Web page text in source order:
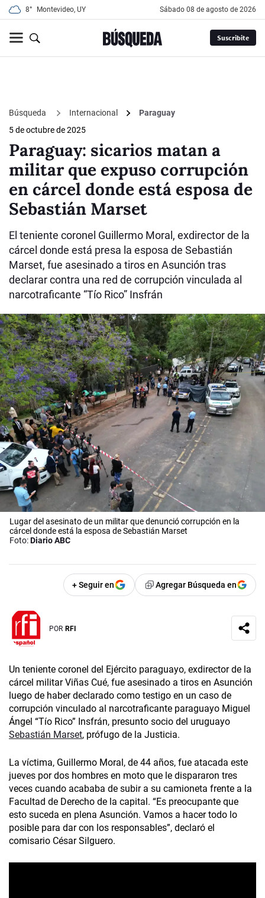
8° Montevideo, UY sábado 08 de agosto de 2026
Suscribite
Búsqueda Internacional
Paraguay
5 de octubre de 2025
Paraguay: sicarios matan a
militar que expuso corrupción
en cárcel donde está esposa de
Sebastián Marset
El teniente coronel Guillermo Moral, exdirector de la
cárcel donde está presa la esposa de Sebastián
Marset, fue asesinado a tiros en Asunción tras
declarar contra una red de corrupción vinculada al
narcotraficante “Tío Rico” Insfrán
Lugar del asesinato de un militar que denunció corrupción en la
cárcel donde está la esposa de Sebastián Marset
Foto:Diario ABC
+ Seguir en Agregar Búsqueda en
POR RFI
Un teniente coronel del Ejército paraguayo, exdirector de la
cárcel militar Viñas Cué, fue asesinado a tiros en Asunción
luego de haber declarado como testigo en un caso de
corrupción vinculado al narcotraficante paraguayo Miguel
Ángel “Tío Rico” Insfrán, presunto socio del uruguayo
Sebastián Marset, prófugo de la Justicia.
La víctima, Guillermo Moral, de 44 años, fue atacada este
jueves por dos hombres en moto que le dispararon tres
veces cuando acababa de subir a su camioneta frente a la
Facultad de Derecho de la capital. “Es preocupante que
esto suceda en plena Asunción. Vamos a hacer todo lo
posible para dar con los responsables”, declaró el
comisario César Silguero.